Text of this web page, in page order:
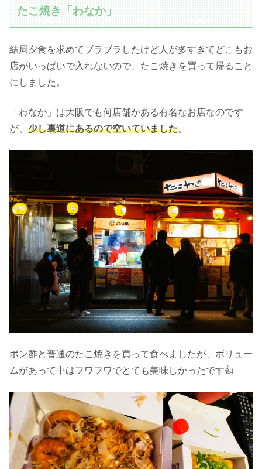
たこ焼き「わなか」
結局夕食を求めてブラブラしたけど人が多すぎてどこもお
店がいっぱいで入れないので、たこ焼きを買って帰ること
にしました。
「わなか」は大阪でも何店舗かある有名なお店なのです
が、 少し裏道にあるので空いていました。
ポン酢と普通のたこ焼きを買って食べましたが、ボリュー
ムがあって中はフワフワでとても美味しかったです👍